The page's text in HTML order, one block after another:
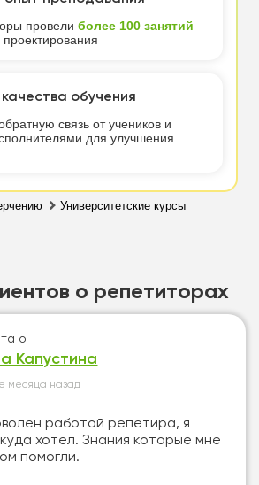
провели более 100 занятий
обучения
связь от учеников и
для улучшения
Университетские курсы
о репетиторах
о
Капустина
месяца назад
работой репетира, я
хотел. Знания которые мне
помогли.